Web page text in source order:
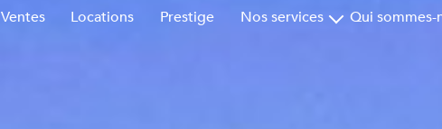
Ventes Locations Prestige Nos services Qui sommes-